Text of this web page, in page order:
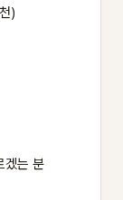
)
겠는 분